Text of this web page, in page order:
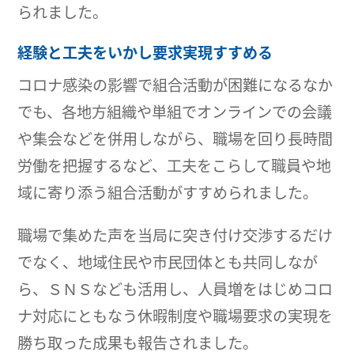
られました。
経験と工夫をいかし要求実現すすめる
コロナ感染の影響で組合活動が困難になるなか
でも、各地方組織や単組でオンラインでの会議
や集会などを併用しながら、職場を回り長時間
労働を把握するなど、工夫をこらして職員や地
域に寄り添う組合活動がすすめられました。
職場で集めた声を当局に突き付け交渉するだけ
でなく、地域住民や市民団体とも共同しなが
ら、ＳＮＳなども活用し、人員増をはじめコロ
ナ対応にともなう休暇制度や職場要求の実現を
勝ち取った成果も報告されました。